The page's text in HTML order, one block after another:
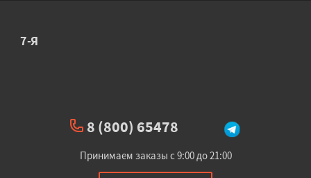
7-Я
8 (800) 65478
Принимаем заказы с 9:00 до 21:00